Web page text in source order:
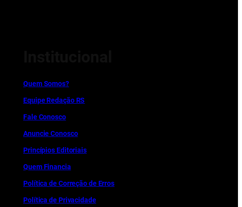
Quem Somos?
Equipe Redação RS
Fale Conosco
Anuncie Conosco
Princípios Editoriais
Quem Financia
Política de Correção de Erros
Política de Privacidade